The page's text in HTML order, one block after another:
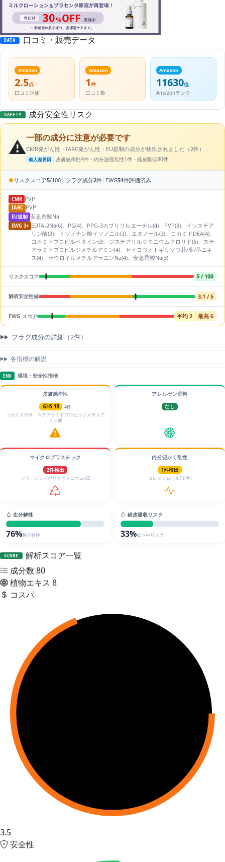
DATA 口コミ・販売データ
Amazon
2.5点
口コミ評価
Amazon
1件
口コミ数
Amazon
11630位
Amazonランク
SAFETY 成分安全性リスク
⚠️一部の成分に注意が必要です
CMR発がん性・IARC発がん性・EU規制の成分が検出されました（2件）
個人差要因 皮膚感作性4件・内分泌撹乱性1件・経皮吸収80件
● リスクスコア5/100 | !フラグ成分2件 | EWG51件評価済み
CMR PVP
IARC PVP
EU規制 安息香酸Na
EWG 3+ EDTA-2Na(6)、PG(4)、PPG-3カプリリルエーテル(4)、PVP(3)、イソステア
リン酸(3)、イソノナン酸イソノニル(3)、エタノール(3)、コカミドDEA(4)、
コカミドプロピルベタイン(3)、ジステアリルジモニウムクロリド(6)、ステ
アラミドプロピルジメチルアミン(4)、セイヨウオトギリソウ花/葉/茎エキ
ス(4)、ラウロイルメチルアラニンNa(4)、安息香酸Na(3)
リスクスコア 5 / 100
解析安全性値 3.1 / 5
EWG スコア 平均 2 最高 6
フラグ成分の詳細（2件）
各指標の解説
ENV 環境・安全性指標
皮膚感作性
GHS 1B
4件
コカミドDEA・ステアラミドプロピルジメチルア
ミン他
アレルゲン香料
なし
マイクロプラスチック
2件検出
フラーレン・ポリクオタニウム-65
内分泌かく乱性
1件検出
コレステロール(羊毛)
生分解性
76%易分解性
経皮吸収リスク
33%低〜中リスク
SCORE
解析スコア一覧
成分数 80
植物エキス 8
コスパ
3.5
安全性